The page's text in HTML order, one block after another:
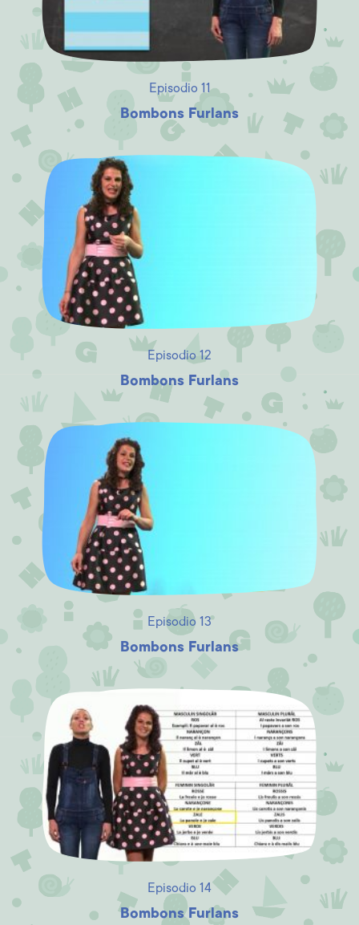
Episodio 11
Bombons Furlans
Episodio 12
Bombons Furlans
Episodio 13
Bombons Furlans
Episodio 14
Bombons Furlans